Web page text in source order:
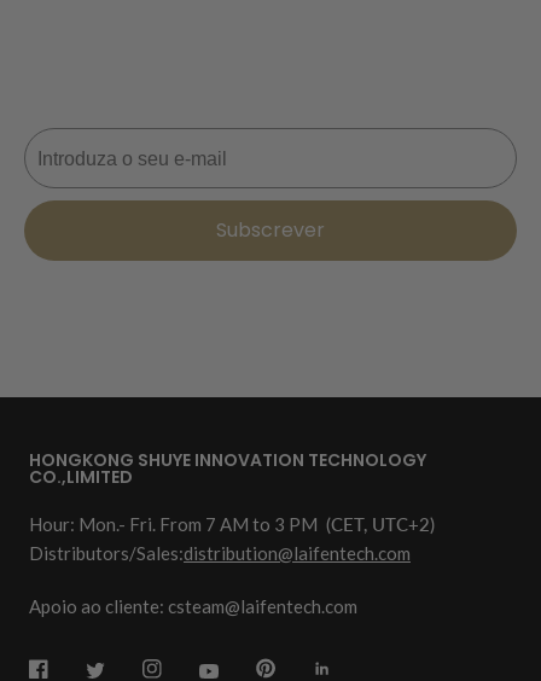
Correio eletrónico
Subscrever
HONGKONG SHUYE INNOVATION TECHNOLOGY
CO.,LIMITED
Hour: Mon.- Fri. From 7 AM to 3 PM (CET, UTC+2)
Distributors/Sales:distribution@laifentech.com
Apoio ao cliente: csteam@laifentech.com